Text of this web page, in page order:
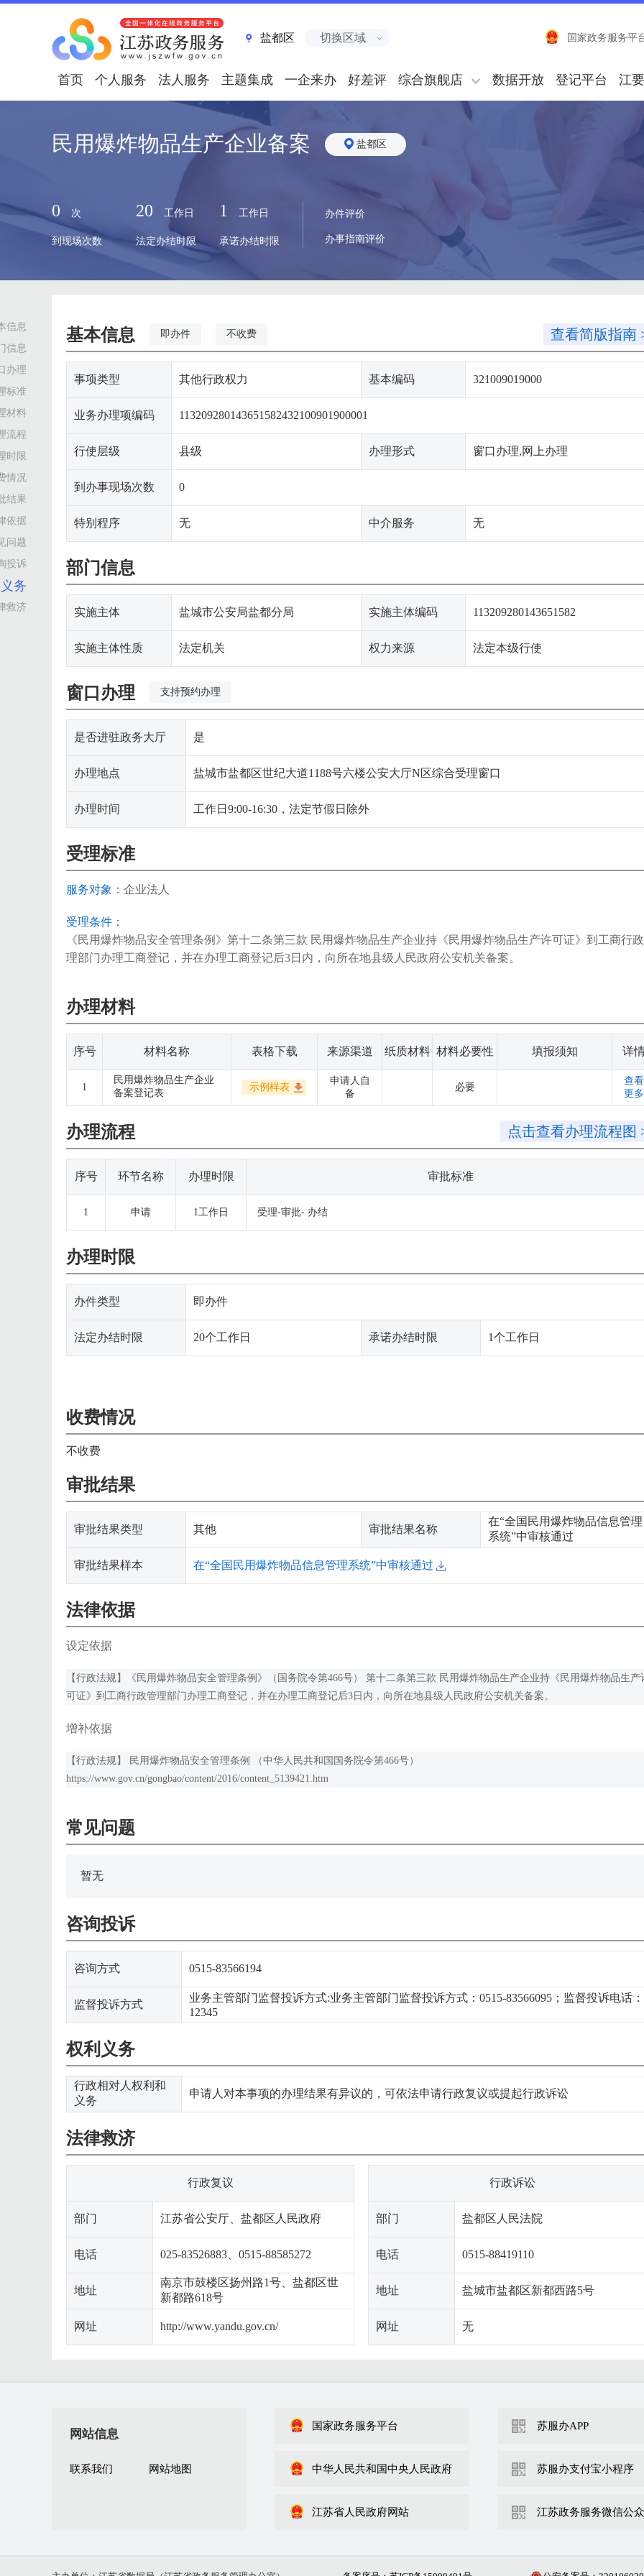
盐都区 切换区域 国家政务服务平
首页 个人服务 法人服务 主题集成 一企来办 好差评 综合旗舰店 数据开放 登记平台 江
民用爆炸物品生产企业备案 盐都区
0 次
到现场次数
20 工作日
法定办结时限
1 工作日
承诺办结时限
办件评价
办事指南评价
信息
信息
办理
标准
材料
流程
时限
情况
结果
依据
问题
投诉
务
救济
基本信息 即办件 不收费 查看简版指南
事项类型 其他行政权力 基本编码 321009019000
业务办理项编码 113209280143651582432100901900001
行使层级 县级 办理形式 窗口办理,网上办理
到办事现场次数 0
特别程序 无 中介服务 无
部门信息
实施主体 盐城市公安局盐都分局 实施主体编码 113209280143651582
实施主体性质 法定机关 权力来源 法定本级行使
窗口办理 支持预约办理
是否进驻政务大厅 是
办理地点 盐城市盐都区世纪大道1188号六楼公安大厅N区综合受理窗口
办理时间 工作日9:00-16:30，法定节假日除外
受理标准
服务对象： 企业法人
受理条件：
《民用爆炸物品安全管理条例》第十二条第三款 民用爆炸物品生产企业持《民用爆炸物品生产许可证》到工商行
理部门办理工商登记，并在办理工商登记后3日内，向所在地县级人民政府公安机关备案。
办理材料
序号 材料名称 表格下载 来源渠道 纸质材料 材料必要性 填报须知 详
1
民用爆炸物品生产企业
备案登记表
示例样表
申请人自
备
必要
查看
更多
办理流程 点击查看办理流程图
序号 环节名称 办理时限 审批标准
1 申请 1工作日 受理-审批- 办结
办理时限
办件类型 即办件
法定办结时限 20个工作日 承诺办结时限 1个工作日
收费情况
不收费
审批结果
审批结果类型 其他 审批结果名称
在“全国民用爆炸物品信息管理
系统”中审核通过
审批结果样本 在“全国民用爆炸物品信息管理系统”中审核通过
法律依据
设定依据
【行政法规】《民用爆炸物品安全管理条例》（国务院令第466号） 第十二条第三款 民用爆炸物品生产企业持《民用爆炸物品生产
可证》到工商行政管理部门办理工商登记，并在办理工商登记后3日内，向所在地县级人民政府公安机关备案。
增补依据
【行政法规】 民用爆炸物品安全管理条例 （中华人民共和国国务院令第466号）
https://www.gov.cn/gongbao/content/2016/content_5139421.htm
常见问题
暂无
咨询投诉
咨询方式 0515-83566194
监督投诉方式
业务主管部门监督投诉方式:业务主管部门监督投诉方式：0515-83566095；监督投诉电话：
12345
权利义务
行政相对人权利和
义务
申请人对本事项的办理结果有异议的，可依法申请行政复议或提起行政诉讼
法律救济
行政复议
部门 江苏省公安厅、盐都区人民政府
电话 025-83526883、0515-88585272
地址
南京市鼓楼区扬州路1号、盐都区世
新都路618号
网址 http://www.yandu.gov.cn/
行政诉讼
部门 盐都区人民法院
电话 0515-88419110
地址 盐城市盐都区新都西路5号
网址 无
网站信息
联系我们 网站地图
国家政务服务平台
中华人民共和国中央人民政府
江苏省人民政府网站
苏服办APP
苏服办支付宝小程序
江苏政务服务微信公